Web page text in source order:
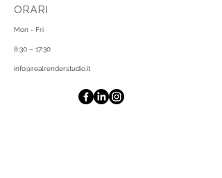
ORARI
Mon - Fri
8:30 – 17:30
info@realrenderstudio.it